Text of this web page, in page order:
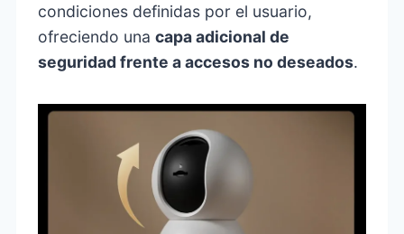
condiciones definidas por el usuario,
ofreciendo unacapa adicional de
seguridad frente a accesos no deseados.